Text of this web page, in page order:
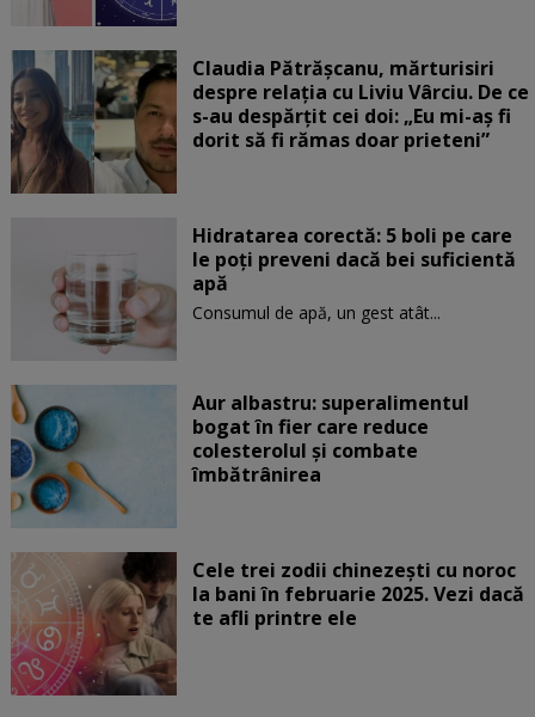
Claudia Pătrășcanu, mărturisiri
despre relația cu Liviu Vârciu. De ce
s-au despărțit cei doi: „Eu mi-aș fi
dorit să fi rămas doar prieteni”
Hidratarea corectă: 5 boli pe care
le poți preveni dacă bei suficientă
apă
Consumul de apă, un gest atât...
Aur albastru: superalimentul
bogat în fier care reduce
colesterolul și combate
îmbătrânirea
Cele trei zodii chinezești cu noroc
la bani în februarie 2025. Vezi dacă
te afli printre ele